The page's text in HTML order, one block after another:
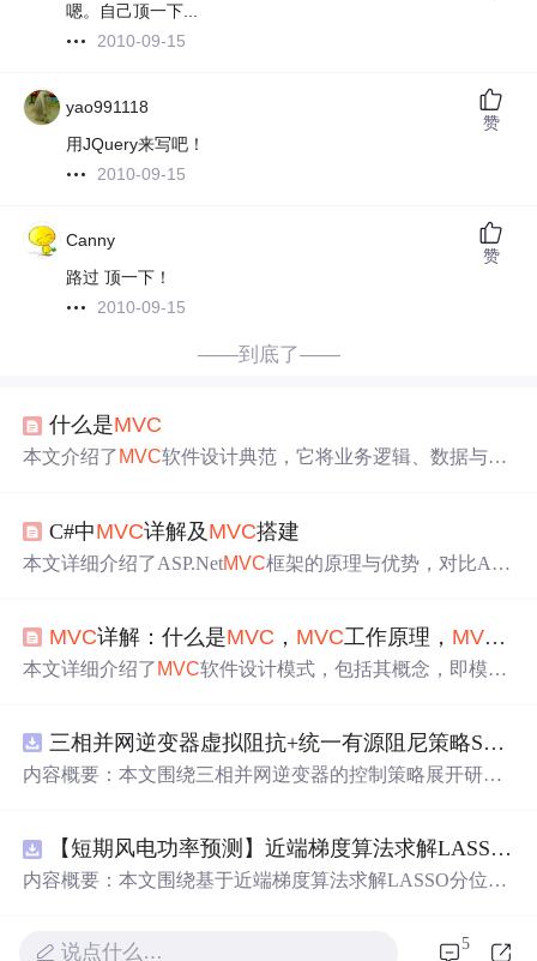
嗯。自己顶一下...
2010-09-15
yao991118
用JQuery来写吧！
2010-09-15
赞
Canny
路过 顶一下！
2010-09-15
赞
——到底了——
什么是MVC
本文介绍了 MVC软件设计典范，它将业务逻辑、数据与界
子。同时分析了MVC优点如耦合性低、重用性高，也指出
缺点，如理解复杂、调试困难等。
C#中MVC详解及 MVC搭建
本文详细介绍了ASP.NetMVC框架的原理与优势，对比AS
MVC详解：什么是MVC ， MVC工作原理， MVC 优
本文详细介绍了 MVC软件设计模式，包括其概念，即模
如多视图共享模型、减少代码重复等，同时指出其缺点，
如理解和调试较难、不适合小规模应用。
三相并网逆变器虚拟阻抗+统一有源阻尼策略SVPWM+SPWM调制仿真
内容概要：本文围绕三相并网逆变器的控制策略展开研
（正弦脉宽调制）两种调制方式在Simulink平台下的仿真建
模。通过引入虚拟阻抗改善系统输出阻抗特性，结合统一
量。研究涵盖了控制策略的设计、调制算法的实现、动态
【短期风电功率预测】近端梯度算法求解LASSO分位数回归-短期风电功率预测研究（Matlab代码实现）
内容概要：本文围绕基于近端梯度算法求解LASSO分位数
分位数回归模型，深入剖析其数学原理，并引入近端梯度
说点什么… 5